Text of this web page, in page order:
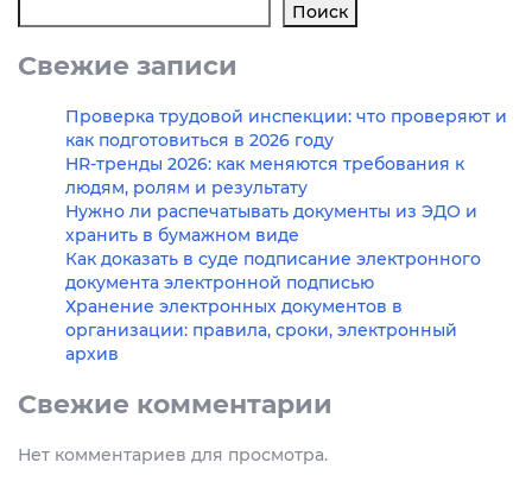
Поиск
Свежие записи
Проверка трудовой инспекции: что проверяют и
как подготовиться в 2026 году
HR-тренды 2026: как меняются требования к
людям, ролям и результату
Нужно ли распечатывать документы из ЭДО и
хранить в бумажном виде
Как доказать в суде подписание электронного
документа электронной подписью
Хранение электронных документов в
организации: правила, сроки, электронный
архив
Свежие комментарии
Нет комментариев для просмотра.